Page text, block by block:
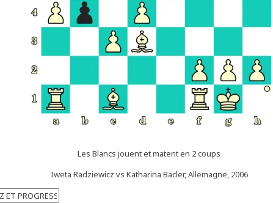
Les Blancs jouent et matent en 2 coups
Iweta Radziewicz vs Katharina Bacler, Allemagne, 2006